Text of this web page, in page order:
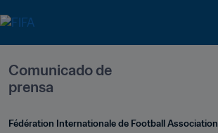
Comunicado de
prensa
Fédération Internationale de Football Association